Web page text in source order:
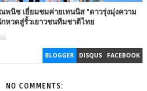
พนิช เยี่ยมชมค่ายเทนนิส "ดาวรุ่งมุ่งความ
หวดสู่รั้วเยาวชนทีมชาติไทย
BLOGGER DISQUS FACEBOOK
NO COMMENTS: